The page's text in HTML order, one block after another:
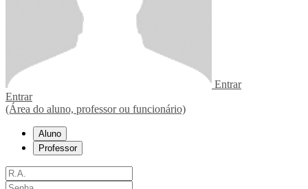
Entrar
Entrar
(Área do aluno, professor ou funcionário)
Aluno
Professor